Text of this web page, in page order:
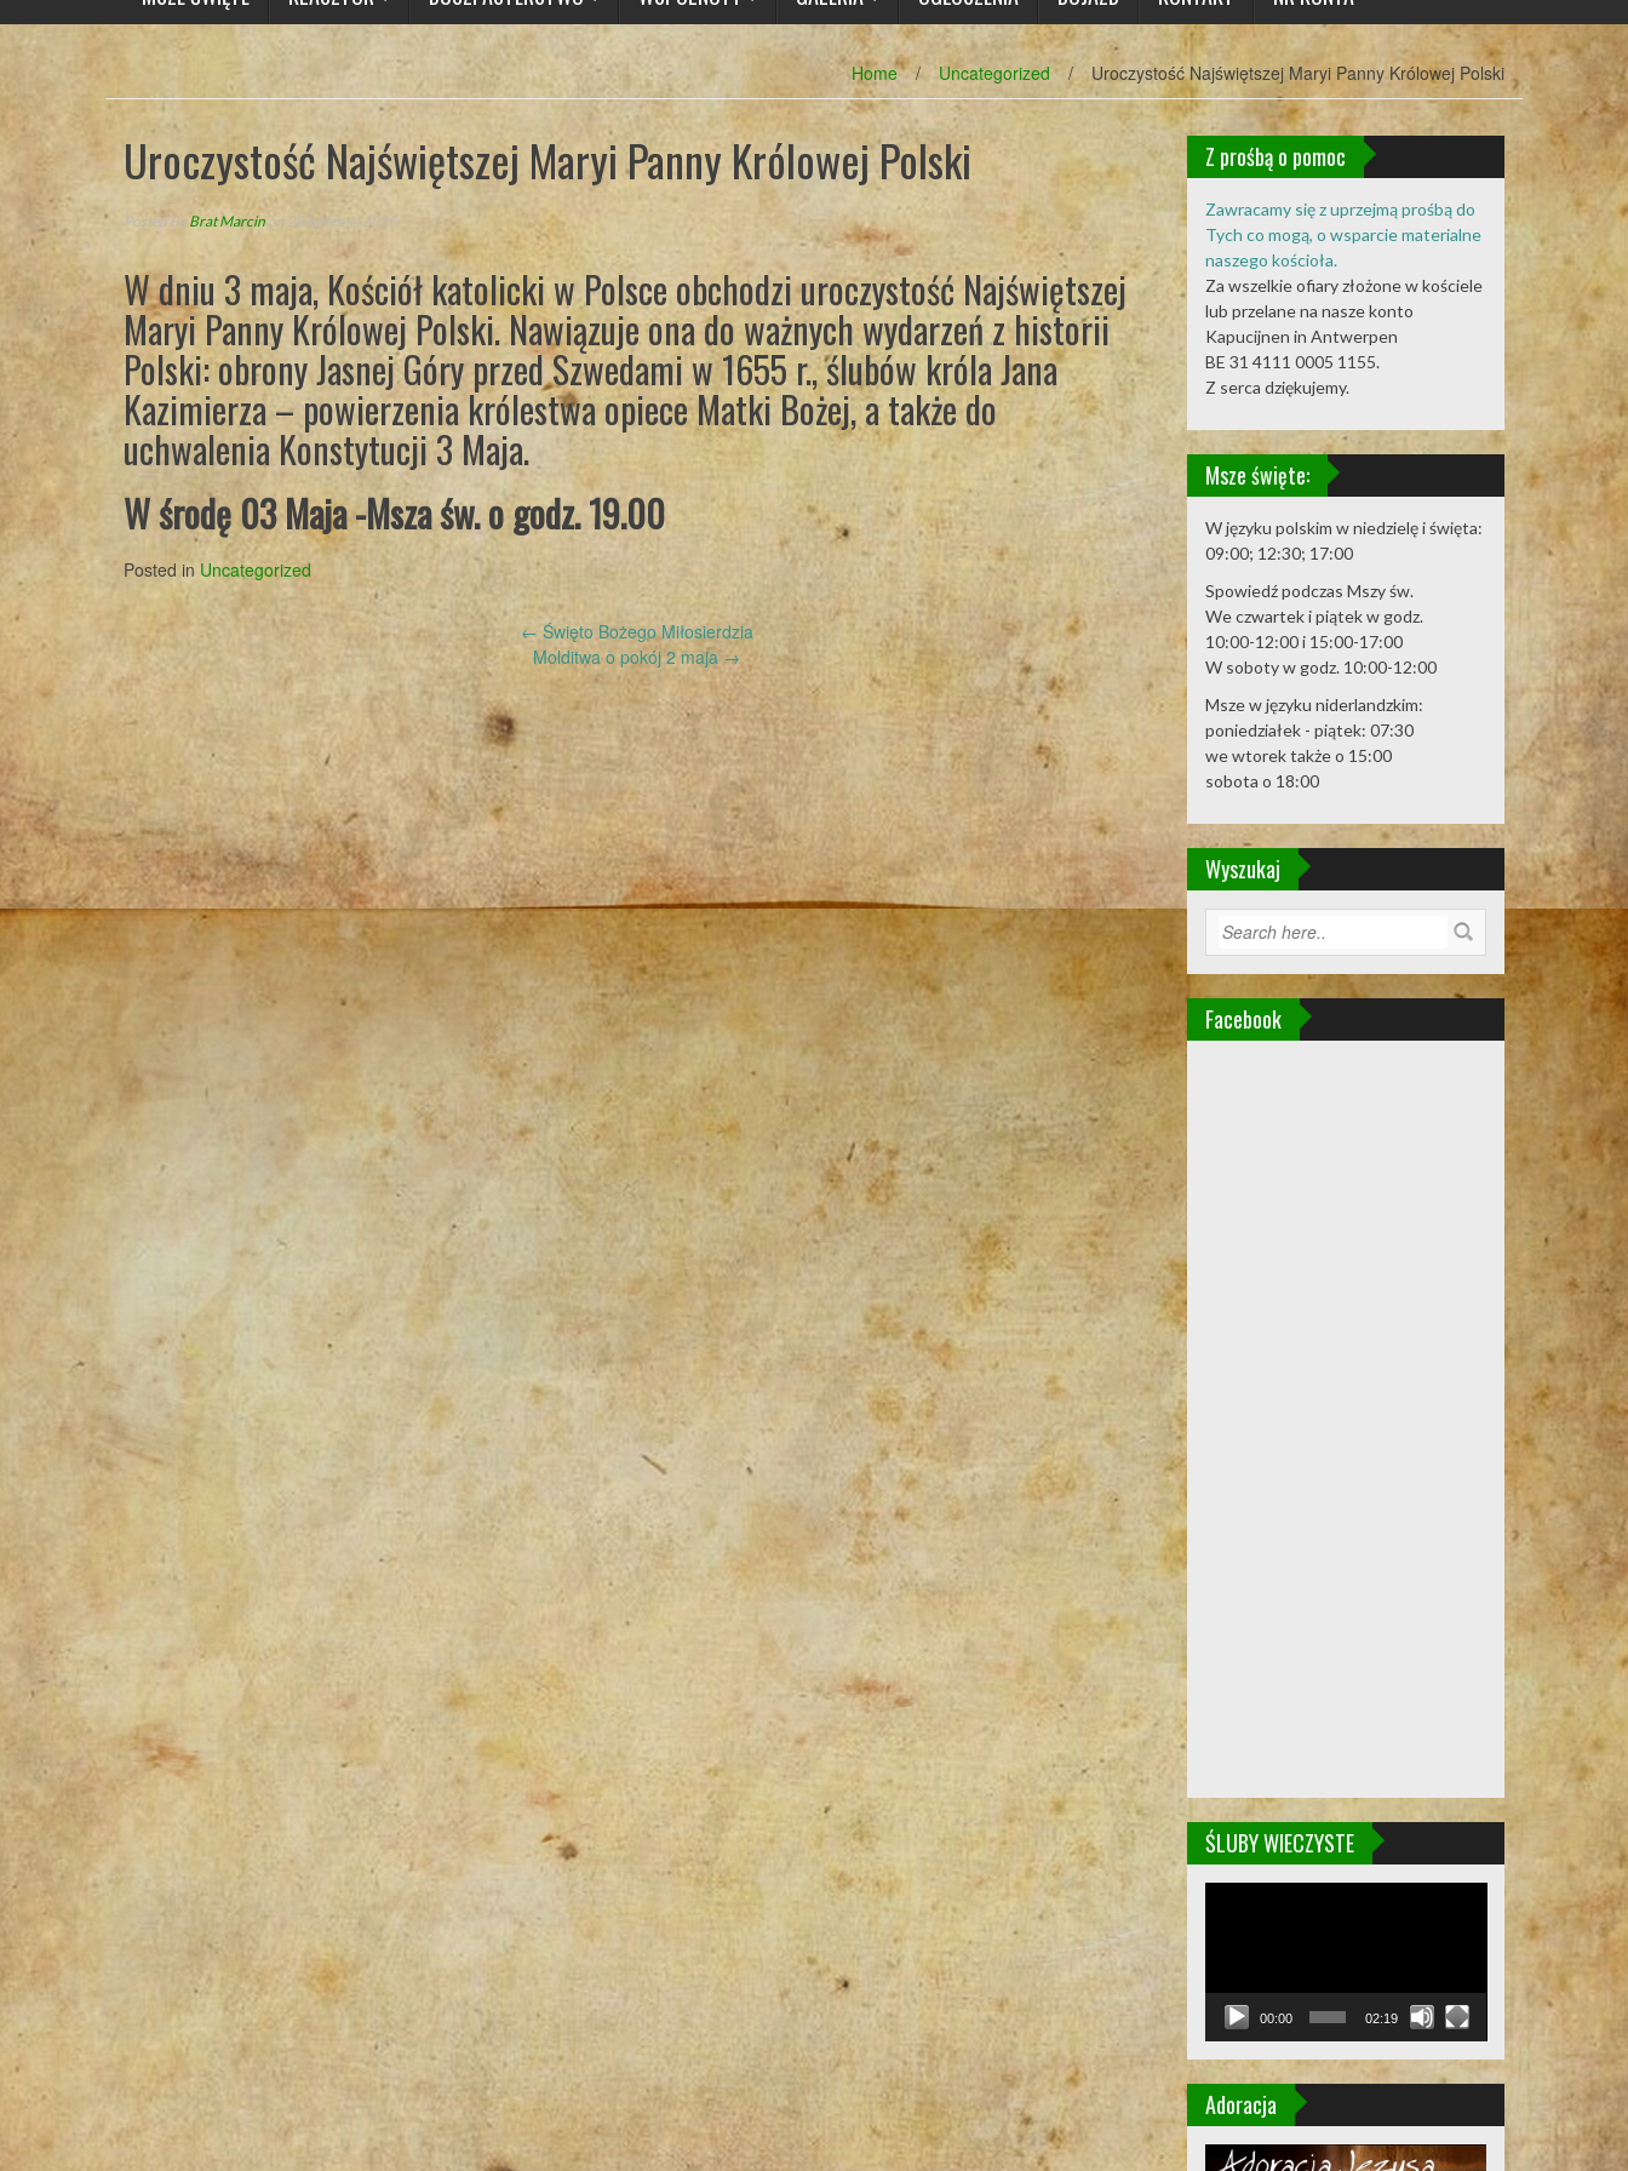
Home / Uncategorized / Uroczystość Najświętszej Maryi Panny Królowej Polski
Uroczystość Najświętszej Maryi Panny Królowej Polski
Posted ByBrat Marcin on 28 kwietnia 2025
W dniu 3 maja, Kościół katolicki w Polsce obchodzi uroczystość Najświętszej
Maryi Panny Królowej Polski. Nawiązuje ona do ważnych wydarzeń z historii
Polski: obrony Jasnej Góry przed Szwedami w 1655 r., ślubów króla Jana
Kazimierza – powierzenia królestwa opiece Matki Bożej, a także do
uchwalenia Konstytucji 3 Maja.
W środę 03 Maja -Msza św. o godz. 19.00
Posted in Uncategorized
Post
navigation
← Święto Bożego Miłosierdzia
Molditwa o pokój 2 maja →
Z prośbą o pomoc
Zawracamy się z uprzejmą prośbą do
Tych co mogą, o wsparcie materialne
naszego kościoła.
Za wszelkie ofiary złożone w kościele
lub przelane na nasze konto
Kapucijnen in Antwerpen
BE 31 4111 0005 1155.
Z serca dziękujemy.
Msze święte:
W języku polskim w niedzielę i święta:
09:00; 12:30; 17:00
Spowiedź podczas Mszy św.
We czwartek i piątek w godz.
10:00-12:00 i 15:00-17:00
W soboty w godz. 10:00-12:00
Msze w języku niderlandzkim:
poniedziałek - piątek: 07:30
we wtorek także o 15:00
sobota o 18:00
Wyszukaj
Facebook
ŚLUBY WIECZYSTE
00:00 02:19
Adoracja